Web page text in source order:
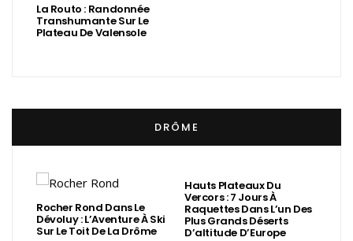
La Routo : Randonnée
Transhumante Sur Le
Plateau De Valensole
DRÔME
Rocher Rond Dans Le
Dévoluy : L’Aventure À Ski
Sur Le Toit De La Drôme
Hauts Plateaux Du
Vercors : 7 Jours À
Raquettes Dans L’un Des
Plus Grands Déserts
D’altitude D’Europe